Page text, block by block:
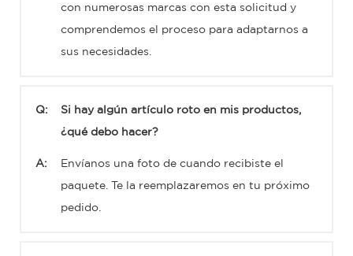
con numerosas marcas con esta solicitud y
comprendemos el proceso para adaptarnos a
sus necesidades.
Q: Si hay algún artículo roto en mis productos,
¿qué debo hacer?
A: Envíanos una foto de cuando recibiste el
paquete. Te la reemplazaremos en tu próximo
pedido.